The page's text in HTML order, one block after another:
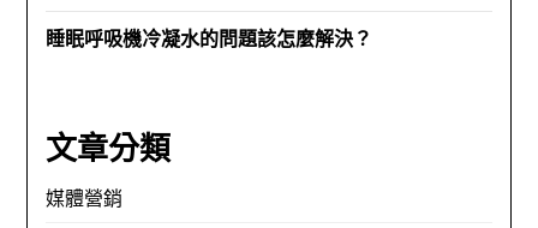
睡眠呼吸機冷凝水的問題該怎麼解決？
文章分類
媒體營銷